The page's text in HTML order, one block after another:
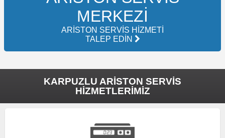
MERKEZI
ARISTON SERVIS HIZMETI
TALEP EDIN
KARPUZLU ARISTON SERVIS
HIZMETLERIMIZ